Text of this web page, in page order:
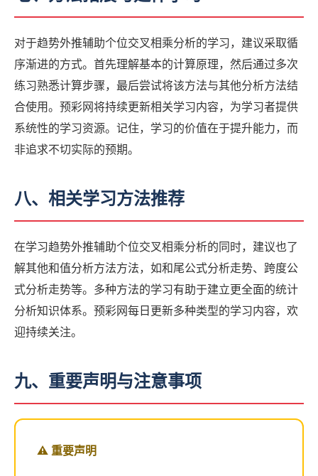
对于趋势外推辅助个位交叉相乘分析的学习，建议采取循
序渐进的方式。首先理解基本的计算原理，然后通过多次
练习熟悉计算步骤，最后尝试将该方法与其他分析方法结
合使用。预彩网将持续更新相关学习内容，为学习者提供
系统性的学习资源。记住，学习的价值在于提升能力，而
非追求不切实际的预期。
八、相关学习方法推荐
在学习趋势外推辅助个位交叉相乘分析的同时，建议也了
解其他和值分析方法方法，如和尾公式分析走势、跨度公
式分析走势等。多种方法的学习有助于建立更全面的统计
分析知识体系。预彩网每日更新多种类型的学习内容，欢
迎持续关注。
九、重要声明与注意事项
⚠️ 重要声明